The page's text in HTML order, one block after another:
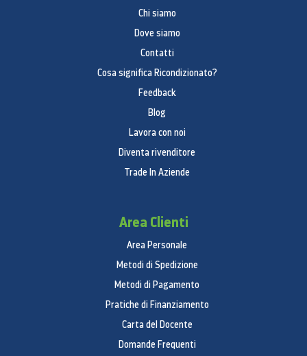
Chi siamo
Dove siamo
Contatti
Cosa significa Ricondizionato?
Feedback
Blog
Lavora con noi
Diventa rivenditore
Trade In Aziende
Area Clienti
Area Personale
Metodi di Spedizione
Metodi di Pagamento
Pratiche di Finanziamento
Carta del Docente
Domande Frequenti